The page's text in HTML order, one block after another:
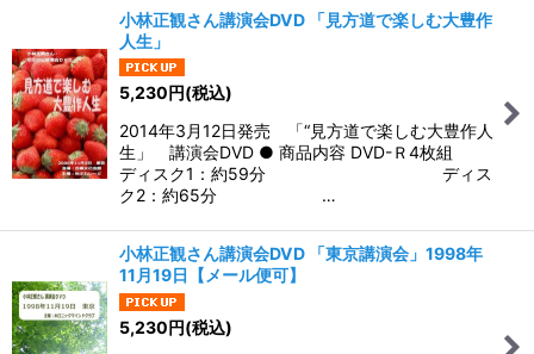
小林正観さん講演会DVD 「見方道で楽しむ大豊作
人生」
5,230円(税込)
2014年3月12日発売 「“見方道で楽しむ大豊作人
生」 講演会DVD ● 商品内容 DVD-Ｒ4枚組
ディスク1：約59分 ディス
ク2：約65分 …
小林正観さん講演会DVD 「東京講演会」1998年
11月19日【メール便可】
5,230円(税込)